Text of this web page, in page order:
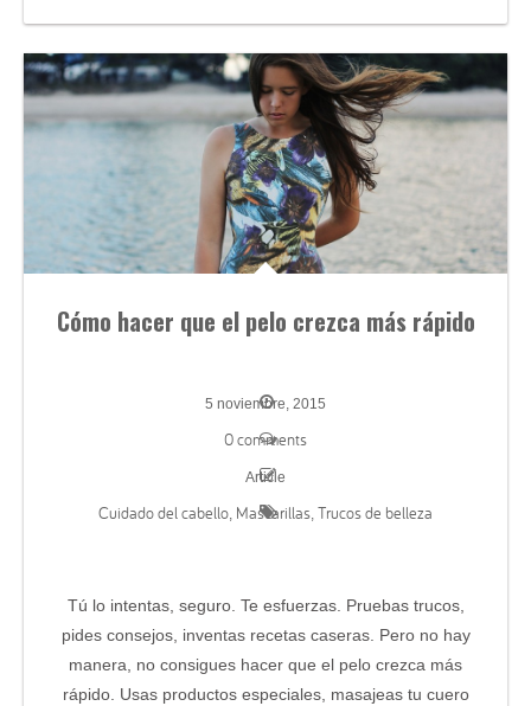
Cómo hacer que el pelo crezca más rápido
5 noviembre, 2015
0 comments
Article
Cuidado del cabello, Mascarillas, Trucos de belleza
Tú lo intentas, seguro. Te esfuerzas. Pruebas trucos,
pides consejos, inventas recetas caseras. Pero no hay
manera, no consigues hacer que el pelo crezca más
rápido. Usas productos especiales, masajeas tu cuero